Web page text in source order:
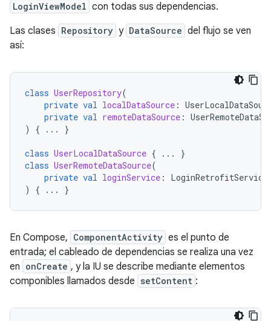
LoginViewModel con todas sus dependencias.
Las clases Repository y DataSource del flujo se ven
así:
class UserRepository(
private val localDataSource :
private val remoteDataSource :
)
{ ... }
class UserLocalDataSource { ...
}
class UserRemoteDataSource(
private val loginService :
LoginRetrofitService
)
{ ... }
En Compose, ComponentActivity es el punto de
entrada; el cableado de dependencias se realiza una vez
en onCreate , y la IU se describe mediante elementos
componibles llamados desde setContent :